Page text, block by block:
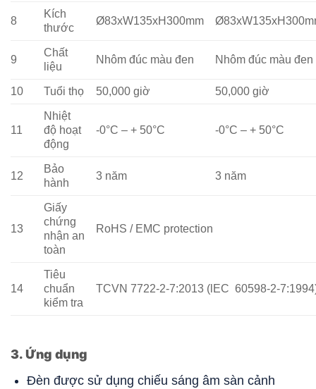
8
Kích
thước
Ø83xW135xH300mm
9
Chất
liệu
Nhôm đúc màu đen Nhôm đúc màu đen
10 Tuổi thọ 50,000 giờ 50,000 giờ
11
Nhiệt
độ hoạt
động
-0°C – + 50°C -0°C – + 50°C
12
Bảo
hành
3 năm 3 năm
13
Giấy
chứng
nhận an
toàn
RoHS / EMC protection
14
Tiêu
chuẩn
kiểm tra
TCVN 7722-2-7:2013 (lEC 60598-2-
3. Ứng dụng
Đèn được sử dụng chiếu sáng âm sàn cảnh